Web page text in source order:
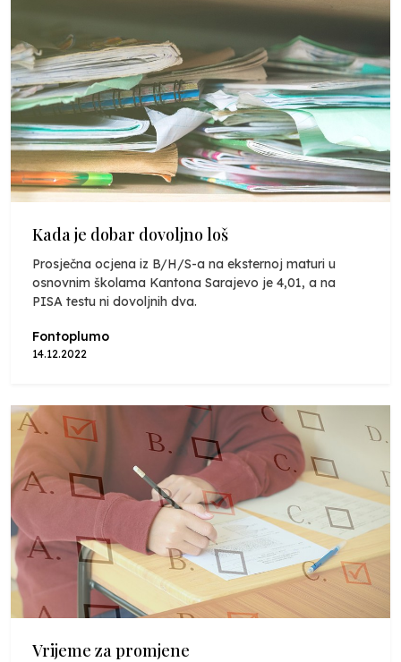
Kada je dobar dovoljno loš
Prosječna ocjena iz B/H/S-a na eksternoj maturi u
osnovnim školama Kantona Sarajevo je 4,01, a na
PISA testu ni dovoljnih dva.
Fontoplumo
14.12.2022
Vrijeme za promjene